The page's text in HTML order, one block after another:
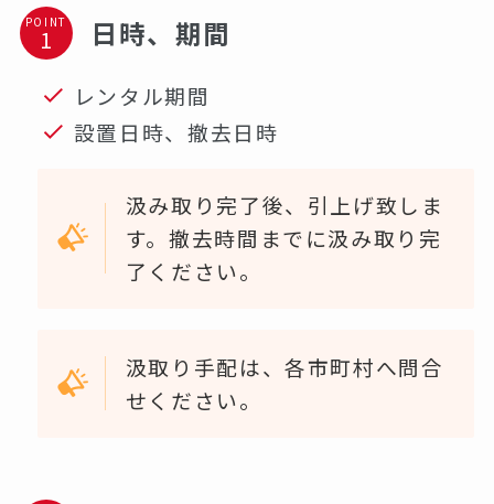
POINT 日時、期間
レンタル期間
設置日時、撤去日時
汲み取り完了後、引上げ致しま
す。撤去時間までに汲み取り完
了ください。
汲取り手配は、各市町村へ問合
せください。